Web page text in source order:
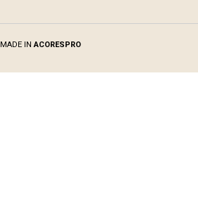
MADE INACORESPRO